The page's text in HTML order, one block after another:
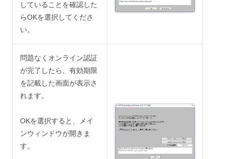
していることを確認した
らOKを選択してくださ
い。
問題なくオンライン認証
が完了したら、有効期限
を記載した画面が表示さ
れます。
OKを選択すると、メイ
ンウィンドウが開きま
す。